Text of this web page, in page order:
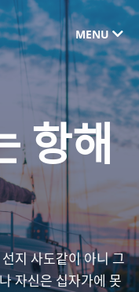
MENU
항해
지 사도같이 아니 그
자신은 십자가에 못